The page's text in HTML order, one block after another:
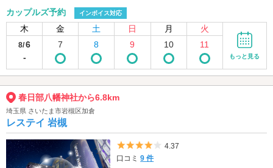
カップルズ予約 インボイス対応
木 金 土 日 月 火
8/6
-
7 8 9 10 11
もっと見る
春日部八幡神社から6.8km
埼玉県 さいたま市岩槻区加倉
レステイ 岩槻
5つ星のうち4
4.37
口コミ9 件